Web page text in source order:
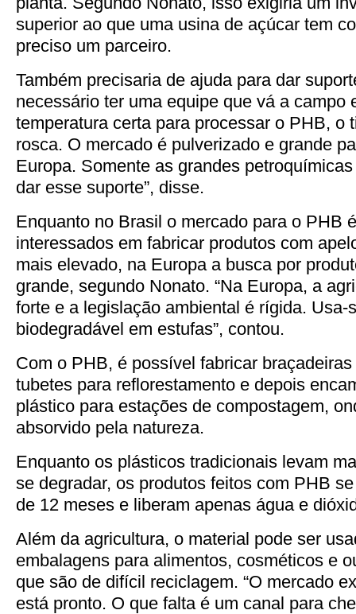
superior ao que uma usina de açúcar tem
preciso um parceiro.
Também precisaria de ajuda para dar
necessário ter uma equipe que vá a campo
temperatura certa para processar o PHB, o
rosca. O mercado é pulverizado e grande
Europa. Somente as grandes
dar esse suporte”, disse.
Enquanto no Brasil o mercado para o PHB
interessados em fabricar produtos com
mais elevado, na Europa a busca por
grande, segundo Nonato. “Na Europa, a
forte e a legislação ambiental é rígida. Usa-
biodegradável em estufas”, contou.
Com o PHB, é possível fabricar
tubetes para reflorestamento e depois
plástico para estações de compostagem,
absorvido pela natureza.
Enquanto os plásticos tradicionais levam
se degradar, os produtos feitos com PHB
de 12 meses e liberam apenas água e
Além da agricultura, o material pode ser
embalagens para alimentos, cosméticos e
que são de difícil reciclagem. “O mercado
está pronto. O que falta é um canal para